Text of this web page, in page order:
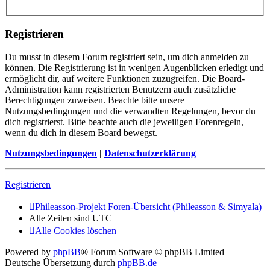
Registrieren
Du musst in diesem Forum registriert sein, um dich anmelden zu
können. Die Registrierung ist in wenigen Augenblicken erledigt und
ermöglicht dir, auf weitere Funktionen zuzugreifen. Die Board-
Administration kann registrierten Benutzern auch zusätzliche
Berechtigungen zuweisen. Beachte bitte unsere
Nutzungsbedingungen und die verwandten Regelungen, bevor du
dich registrierst. Bitte beachte auch die jeweiligen Forenregeln,
wenn du dich in diesem Board bewegst.
Nutzungsbedingungen | Datenschutzerklärung
Registrieren
Phileasson-Projekt Foren-Übersicht (Phileasson & Simyala)
Alle Zeiten sind UTC
Alle Cookies löschen
Powered by phpBB® Forum Software © phpBB Limited
Deutsche Übersetzung durch phpBB.de